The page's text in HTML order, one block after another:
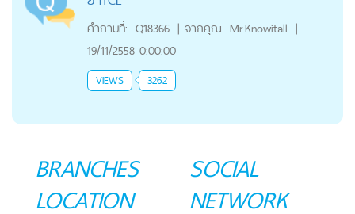
คำถามที่: Q18366 | จากคุณ Mr.Knowitall |
19/11/2558 0:00:00
VIEWS 3262
BRANCHES
LOCATION
SOCIAL
NETWORK